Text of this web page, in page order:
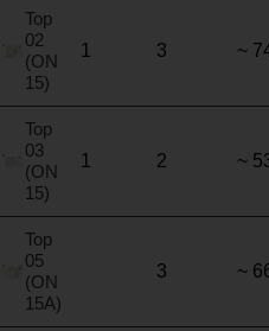
Top
02
(ON
15)
1 3 ~
Top
03
(ON
15)
1 2 ~
Top
05
(ON
15A)
3 ~